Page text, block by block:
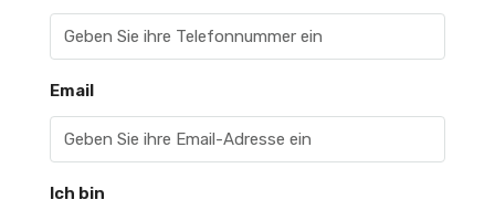
Email
Ich bin